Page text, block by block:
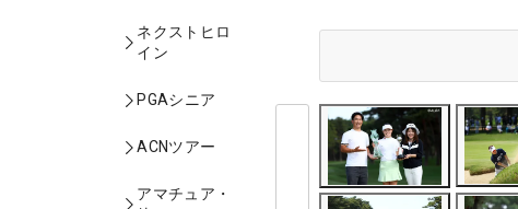
ネクストヒロ
イン
PGAシニア
ACNツアー
アマチュア・